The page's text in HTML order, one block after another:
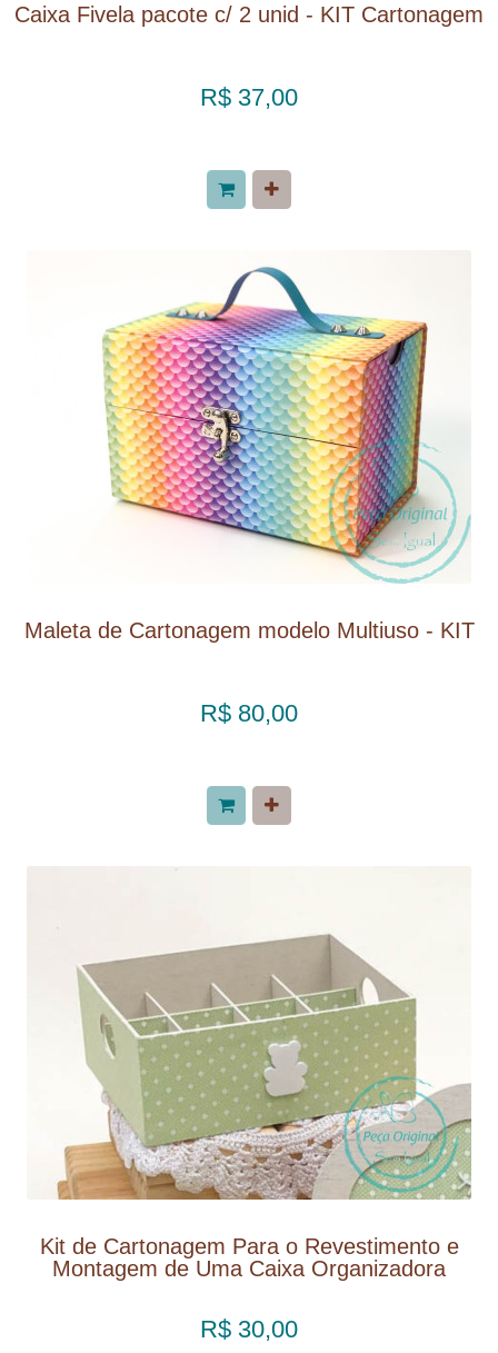
Caixa Fivela pacote c/ 2 unid - KIT Cartonagem
R$ 37,00
Maleta de Cartonagem modelo Multiuso - KIT
R$ 80,00
Kit de Cartonagem Para o Revestimento e
Montagem de Uma Caixa Organizadora
R$ 30,00